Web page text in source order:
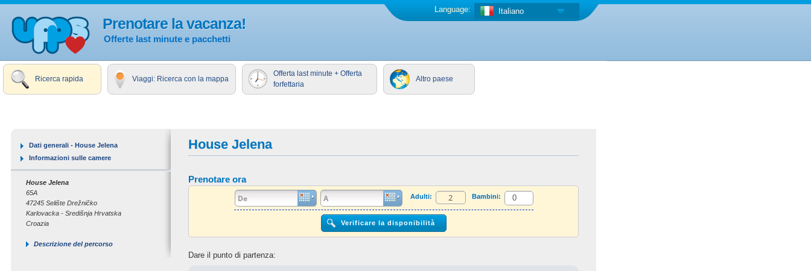
Prenotare la vacanza!
Offerte last minute e pacchetti
Italiano
Language:
Ricerca rapida Viaggi: Ricerca con la mappa
Offerta last minute + Offerta
forfettaria
Altro paese
House Jelena
Prenotare ora
Adulti: Bambini:
Dare il punto di partenza:
Dati generali - House Jelena
Informazioni sulle camere
House Jelena
65A
47245 Selište Drežničko
Karlovacka - Središnja Hrvatska
Croazia
Descrizione del percorso